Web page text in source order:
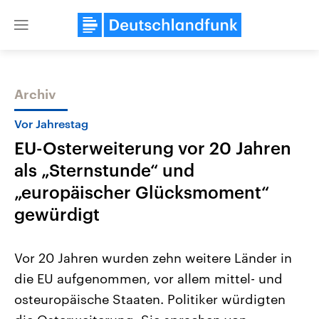
Close
Themen
2026
Alle Informationen
Sachsen-Anhalt wählt am 6.
September 2026 einen neuen
Landtag. Seit 2021 wird das
Bundesland von einer Koalition aus
Aktuelle Beiträge,
Hintergründe
Wirtschaftlich und
gehören die Vereinigten
den mächtigsten Ländern
mit großem Einfluss auf
Archiv
Vor Jahrestag
EU-Osterweiterung vor 20 Jahren
als „Sternstunde“ und
„europäischer Glücksmoment“
gewürdigt
Vor 20 Jahren wurden zehn weitere Länder in
die EU aufgenommen, vor allem mittel- und
osteuropäische Staaten. Politiker würdigten